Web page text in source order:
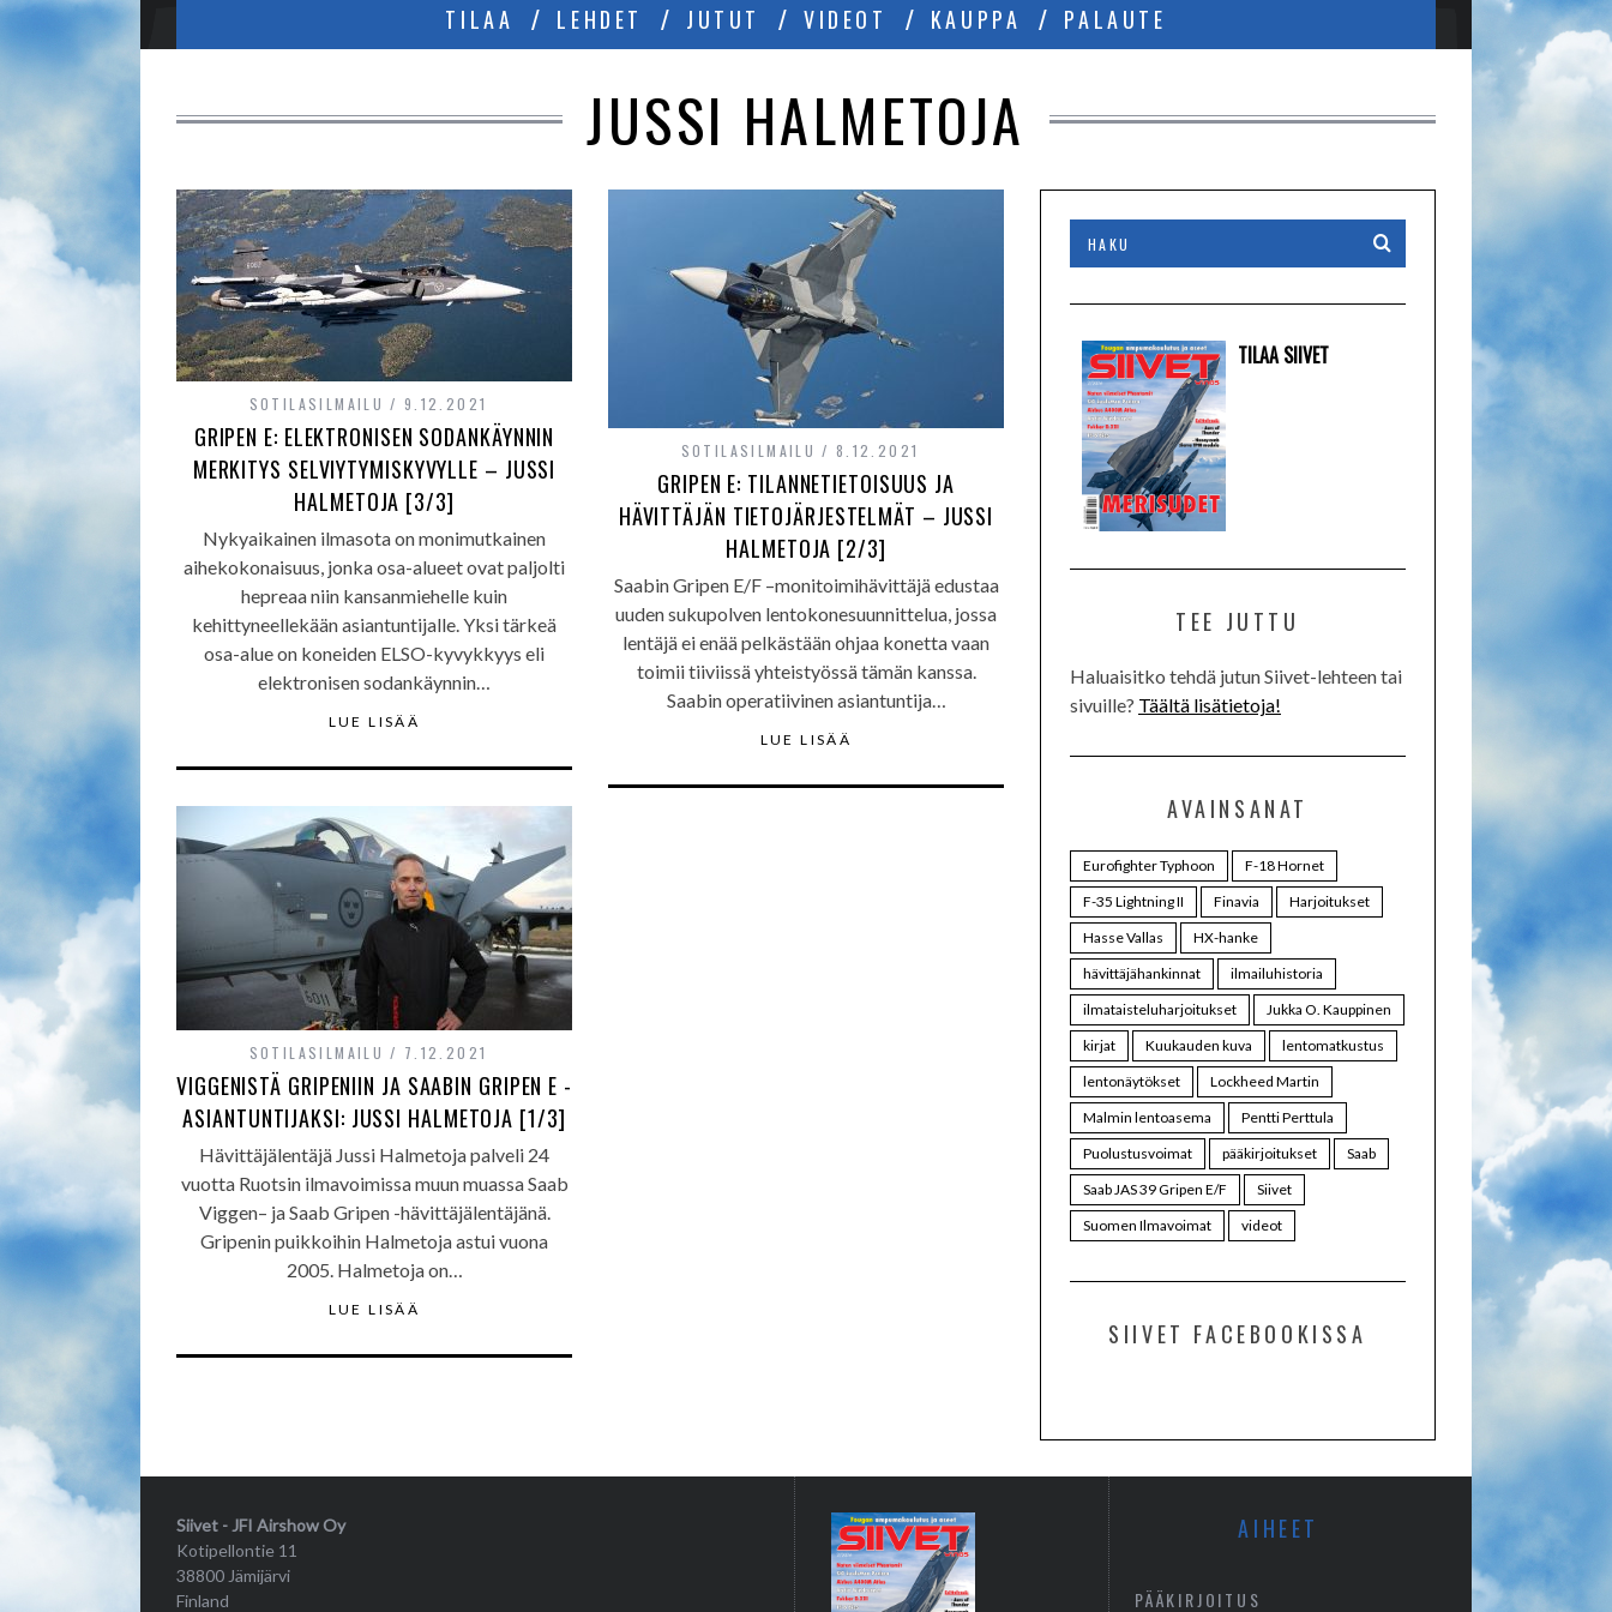
TILAA LEHDET JUTUT VIDEOT KAUPPA PALAUTE
JUSSI HALMETOJA
SOTILASILMAILU 9.12.2021
GRIPEN E: ELEKTRONISEN SODANKÄYNNIN
MERKITYS SELVIYTYMISKYVYLLE – JUSSI
HALMETOJA [3/3]
Nykyaikainen ilmasota on monimutkainen
aihekokonaisuus, jonka osa-alueet ovat paljolti
hepreaa niin kansanmiehelle kuin
kehittyneellekään asiantuntijalle. Yksi tärkeä
osa-alue on koneiden ELSO-kyvykkyys eli
elektronisen sodankäynnin…
LUE LISÄÄ
SOTILASILMAILU 8.12.2021
GRIPEN E: TILANNETIETOISUUS JA
HÄVITTÄJÄN TIETOJÄRJESTELMÄT – JUSSI
HALMETOJA [2/3]
Saabin Gripen E/F –monitoimihävittäjä edustaa
uuden sukupolven lentokonesuunnittelua, jossa
lentäjä ei enää pelkästään ohjaa konetta vaan
toimii tiiviissä yhteistyössä tämän kanssa.
Saabin operatiivinen asiantuntija…
LUE LISÄÄ
SOTILASILMAILU 7.12.2021
VIGGENISTÄ GRIPENIIN JA SAABIN GRIPEN E -
ASIANTUNTIJAKSI: JUSSI HALMETOJA [1/3]
Hävittäjälentäjä Jussi Halmetoja palveli 24
vuotta Ruotsin ilmavoimissa muun muassa Saab
Viggen– ja Saab Gripen -hävittäjälentäjänä.
Gripenin puikkoihin Halmetoja astui vuona
2005. Halmetoja on…
LUE LISÄÄ
TILAA SIIVET
TEE JUTTU
Haluaisitko tehdä jutun Siivet-lehteen tai
sivuille? Täältä lisätietoja!
AVAINSANAT
Eurofighter Typhoon
F-18 Hornet
F-35 Lightning II
Finavia
Harjoitukset
Hasse Vallas
HX-hanke
hävittäjähankinnat
ilmailuhistoria
ilmataisteluharjoitukset
Jukka O. Kauppinen
kirjat
Kuukauden kuva
lentomatkustus
lentonäytökset
Lockheed Martin
Malmin lentoasema
Pentti Perttula
Puolustusvoimat
pääkirjoitukset
Saab
Saab JAS 39 Gripen E/F
Siivet
Suomen Ilmavoimat
videot
SIIVET FACEBOOKISSA
Siivet - JFI Airshow Oy
Kotipellontie 11
38800 Jämijärvi
Finland
AIHEET
PÄÄKIRJOITUS